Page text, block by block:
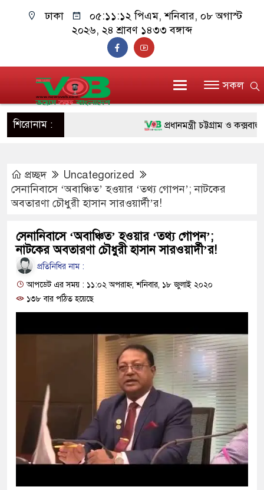
ঢাকা ০৫:১১:১৩ পিএম, শনিবার, ০৮ অগাস্ট
২০২৬, ২৪ শ্রাবণ ১৪৩৩ বঙ্গাব্দ
সকল
শিরোনাম : প্রধানমন্ত্রী চট্টগ্রাম ও কক্সবাজারে
রিকশা
মানবিক অঙ্গীকার ধারণ করে
ফ্যাসিবাদবিরোধী আন্দোলনে
উদ্ধার
জনগণ পরিবর্তন চেয়েছে
প্রধানমন্ত্রী
মিরপুর মডেল থানার অভিযানে
মাদক কারবারি গ্রেফতার
প্রচ্ছদ
Uncategorized
সেনানিবাসে ‘অবাঞ্চিত’ হওয়ার ‘তথ্য গোপন’; নাটকের
অবতারণা চৌধুরী হাসান সারওয়ার্দী’র!
সেনানিবাসে ‘অবাঞ্চিত’ হওয়ার ‘তথ্য গোপন’;
নাটকের অবতারণা চৌধুরী হাসান সারওয়ার্দী’র!
প্রতিনিধির নাম :
আপডেট এর সময় : ১১:০২ অপরাহ্ন, শনিবার, ১৮ জুলাই ২০২০
১৩৮ বার পঠিত হয়েছে